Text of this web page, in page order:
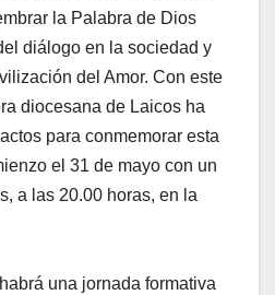
la Pa­la­bra de Dios
diá­lo­go en la so­cie­dad y
del Amor. Con este
diocesana de Laicos ha
para conmemorar esta
el 31 de mayo con un
a las 20.00 horas, en la
una jornada formativa